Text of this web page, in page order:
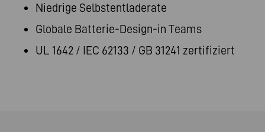
Niedrige Selbstentladerate
Globale Batterie-Design-in Teams
UL 1642 / IEC 62133 / GB 31241 zertifiziert